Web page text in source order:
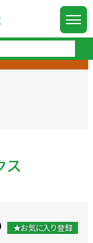
ス
★お気に入り登録